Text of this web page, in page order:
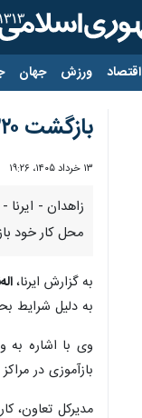
اقتصاد ورزش جهان
بازگشت ۲۲۰ کارگر به واحدهای تولیدی سیستان و بلوچستان
۱۳ خرداد ۱۴۰۵، ۱۹:۲۶
محل کار خود
به گزارش ایرنا،
به دلیل شرایط
بازآموزی در